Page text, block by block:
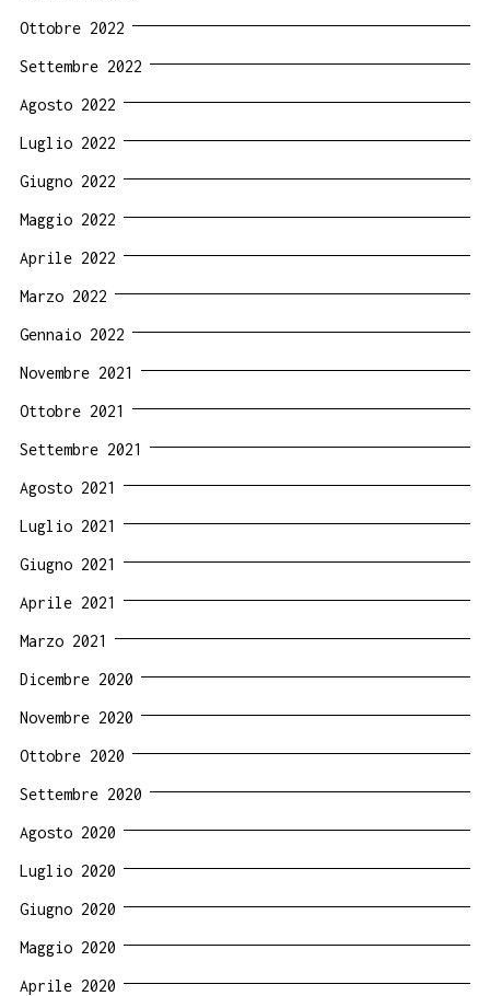
Ottobre 2022
Settembre 2022
Agosto 2022
Luglio 2022
Giugno 2022
Maggio 2022
Aprile 2022
Marzo 2022
Gennaio 2022
Novembre 2021
Ottobre 2021
Settembre 2021
Agosto 2021
Luglio 2021
Giugno 2021
Aprile 2021
Marzo 2021
Dicembre 2020
Novembre 2020
Ottobre 2020
Settembre 2020
Agosto 2020
Luglio 2020
Giugno 2020
Maggio 2020
Aprile 2020